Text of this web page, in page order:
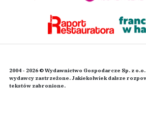
2004 - 2026 © Wydawnictwo Gospodarcze Sp. z
wydawcy zastrzeżone. Jakiekolwiek dalsze
tekstów zabronione.